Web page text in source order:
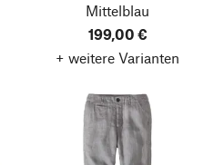
Mittelblau
199,00 €
+ weitere Varianten